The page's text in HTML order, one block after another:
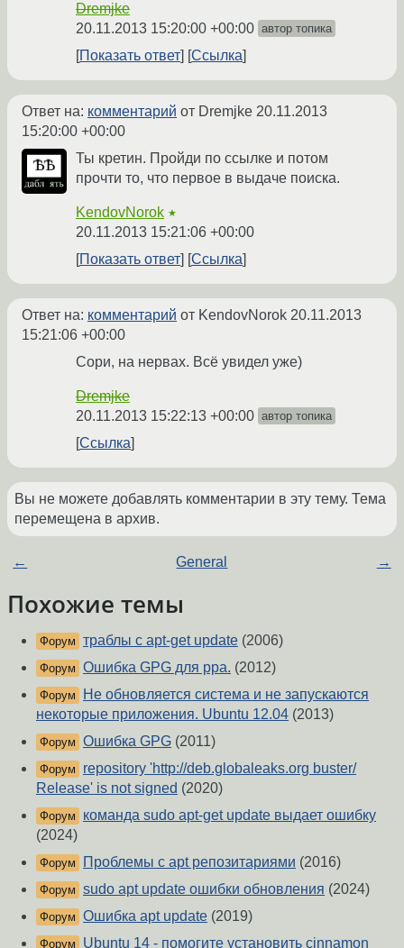
Dremjke
20.11.2013 15:20:00 +00:00 автор топика
Показать ответ Ссылка
Ответ на: комментарий от Dremjke 20.11.2013
15:20:00 +00:00
Ты кретин. Пройди по ссылке и потом
прочти то, что первое в выдаче поиска.
KendovNorok ★
20.11.2013 15:21:06 +00:00
Показать ответ
Ссылка
Ответ на: комментарий от KendovNorok 20.11.2013
15:21:06 +00:00
Сори, на нервах. Всё увидел уже)
Dremjke
20.11.2013 15:22:13 +00:00 автор топика
Ссылка
Вы не можете добавлять комментарии в эту тему. Тема
перемещена в архив.
← General →
Похожие темы
Форум траблы с apt-get update (2006)
Форум Ошибка GPG для ppa. (2012)
Форум
Не обновляется система и не запускаются
некоторые приложения. Ubuntu 12.04 (2013)
Форум Ошибка GPG (2011)
Форум
repository 'http://deb.globaleaks.org buster/
Release' is not signed (2020)
Форум
команда sudo apt-get update выдает ошибку
(2024)
Форум Проблемы с apt репозитариями (2016)
Форум sudo apt update ошибки обновления (2024)
Форум Ошибка apt update (2019)
Форум Ubuntu 14 - помогите установить cinnamon